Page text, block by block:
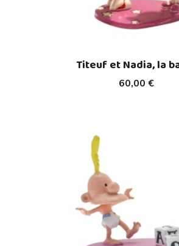
60,00 €
Titeuf et Nadia, la